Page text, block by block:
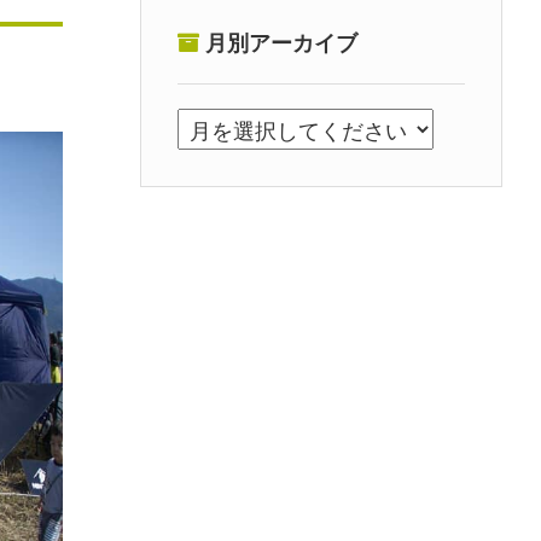
月別アーカイブ